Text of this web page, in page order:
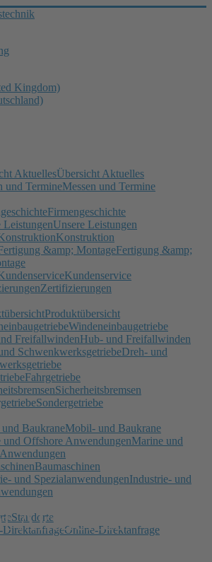
Übersicht Aktuelles
Messen und Termine
Firmengeschichte
Unsere Leistungen
Konstruktion
Fertigung &amp;
Kundenservice
Zertifizierungen
Produktübersicht
Windeneinbaugetriebe
Hub- und Freifallwinden
Dreh- und
Fahrgetriebe
Sicherheitsbremsen
Sondergetriebe
Mobil- und Baukrane
Marine und
Baumaschinen
Industrie- und
Standorte
Online-Direktanfrage
Aktuelles